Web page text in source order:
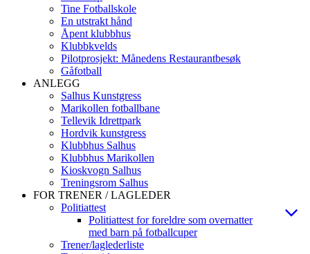
Tine Fotballskole
En utstrakt hånd
Åpent klubbhus
Klubbkvelds
Pilotprosjekt: Månedens Restaurantbesøk
Gåfotball
ANLEGG
Salhus Kunstgress
Marikollen fotballbane
Tellevik Idrettpark
Hordvik kunstgress
Klubbhus Salhus
Klubbhus Marikollen
Kioskvogn Salhus
Treningsrom Salhus
FOR TRENER / LAGLEDER
Politiattest
Politiattest for foreldre som overnatter
med barn på fotballcuper
Trener/laglederliste